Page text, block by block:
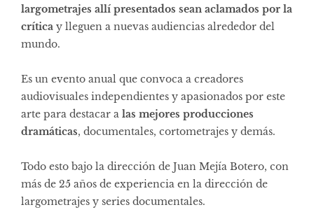
largometrajes allí presentados sean aclamados por la
crítica y lleguen a nuevas audiencias alrededor del
mundo.
Es un evento anual que convoca a creadores
audiovisuales independientes y apasionados por este
arte para destacar a las mejores producciones
dramáticas, documentales, cortometrajes y demás.
Todo esto bajo la dirección de Juan Mejía Botero, con
más de 25 años de experiencia en la dirección de
largometrajes y series documentales.